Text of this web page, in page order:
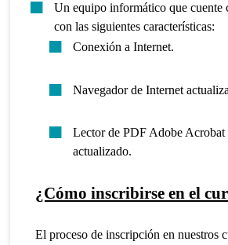
Un equipo informático que cuente
con las siguientes características:
Conexión a Internet.
Navegador de Internet
Lector de PDF Adobe Acrobat
actualizado.
¿Cómo inscribirse en el
El proceso de inscripción en nuestros